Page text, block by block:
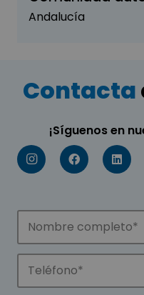
Andalucía
Contacta
¡Síguenos en